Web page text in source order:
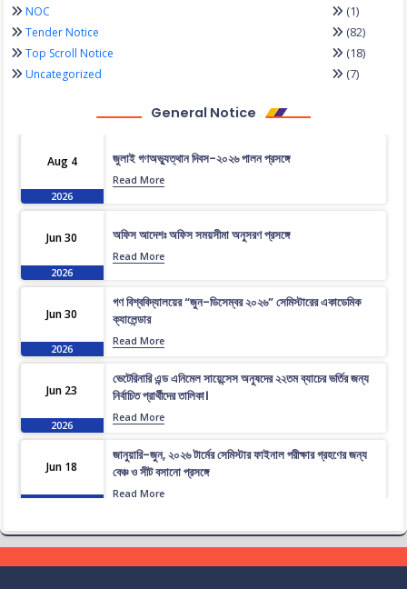
NOC (1)
Tender Notice (82)
Top Scroll Notice (18)
Uncategorized (7)
General Notice
Aug 4
2026
জুলাই গণঅভ্যুত্থান দিবস-২০২৬ পালন প্রসঙ্গে
Read More
Jun 30
2026
অফিস আদেশঃ অফিস সময়সীমা অনুসরণ প্রসঙ্গে
Read More
Jun 30
2026
গণ বিশ্ববিদ্যালয়ের “জুন-ডিসেম্বর ২০২৬” সেমিস্টারের একাডেমিক
ক্যালেন্ডার
Read More
Jun 23
2026
ভেটেরিনারি এন্ড এনিমেল সায়েন্সেস অনুষদের ২২তম ব্যাচের ভর্তির জন্য
নির্বাচিত প্রার্থীদের তালিকা।
Read More
Jun 18
2026
জানুয়ারি-জুন, ২০২৬ টার্মের সেমিস্টার ফাইনাল পরীক্ষার গ্রহণের জন্য
বেঞ্চ ও সীট বসানো প্রসঙ্গে
Read More
ভেটেরিনারি এন্ড এনিমেল সায়েন্সেস অনুষদের ২২তম ব্যাচের প্রাথমিকভাবে
নির্বাচিত প্রার্থীদের তালিকা।
Read More